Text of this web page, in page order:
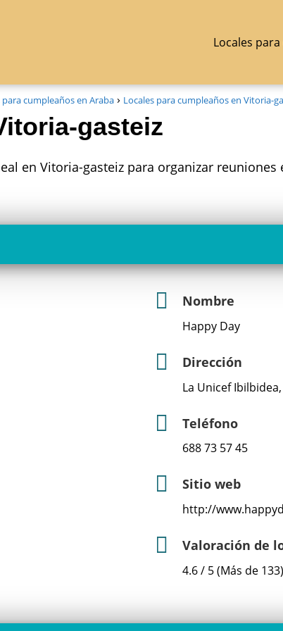
Locales
para cumpleaños en Araba Locales para cumpleaños en Vitoria-
gasteiz
en Vitoria-gasteiz para organizar
Nombre
Happy Day
Dirección
La Unicef
Teléfono
688 73 57 45
Sitio web
http://
Valoración de
4.6 / 5 (Más de 133)